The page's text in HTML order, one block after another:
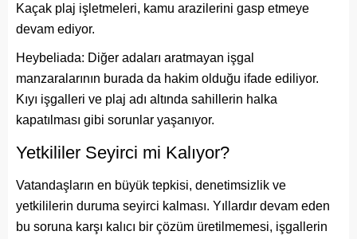
Kaçak plaj işletmeleri, kamu arazilerini gasp etmeye
devam ediyor.
Heybeliada: Diğer adaları aratmayan işgal
manzaralarının burada da hakim olduğu ifade ediliyor.
Kıyı işgalleri ve plaj adı altında sahillerin halka
kapatılması gibi sorunlar yaşanıyor.
Yetkililer Seyirci mi Kalıyor?
Vatandaşların en büyük tepkisi, denetimsizlik ve
yetkililerin duruma seyirci kalması. Yıllardır devam eden
bu soruna karşı kalıcı bir çözüm üretilmemesi, işgallerin